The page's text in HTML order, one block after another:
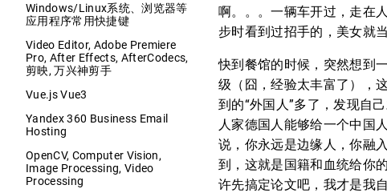
Windows/Linux系统、浏览器等
应用程序常用快捷键
Video Editor, Adobe Premiere
Pro, After Effects, AfterCodecs,
剪映, 万兴神剪手
Vue.js Vue3
Yandex 360 Business Email
Hosting
OpenCV, Computer Vision,
Image Processing, Video
Processing
啊。。。一辆车开过，走在
步时看到过招手的，美女就
快到餐馆的时候，突然想到
级（囧，经验太丰富了），
到的“外国人”多了，发现自
人家德国人能够给一个中国
说，你永远是边缘人，你融
到，这就是国籍和血统给你
许先搞定论文吧，我才是我